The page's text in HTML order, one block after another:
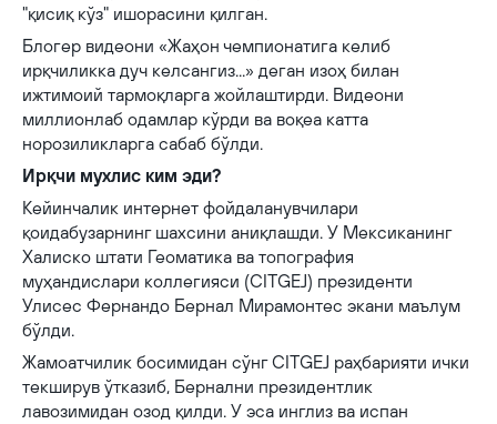
"қисиқ кўз" ишорасини қилган.
Блогер видеони «Жаҳон чемпионатига келиб
ирқчиликка дуч келсангиз...» деган изоҳ билан
ижтимоий тармоқларга жойлаштирди. Видеони
миллионлаб одамлар кўрди ва воқеа катта
норозиликларга сабаб бўлди.
Ирқчи мухлис ким эди?
Кейинчалик интернет фойдаланувчилари
қоидабузарнинг шахсини аниқлашди. У Мексиканинг
Халиско штати Геоматика ва топография
муҳандислари коллегияси (CITGEJ) президенти
Улисес Фернандо Бернал Мирамонтес экани маълум
бўлди.
Жамоатчилик босимидан сўнг CITGEJ раҳбарияти ички
текширув ўтказиб, Бернални президентлик
лавозимидан озод қилди. У эса инглиз ва испан